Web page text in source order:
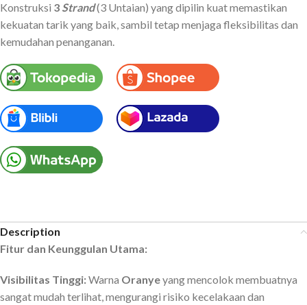
Konstruksi 3 Strand(3 Untaian) yang dipilin kuat memastikan
kekuatan tarik yang baik, sambil tetap menjaga fleksibilitas dan
kemudahan penanganan.
Description
Fitur dan Keunggulan Utama:
Visibilitas Tinggi:Warna Oranyeyang mencolok membuatnya
sangat mudah terlihat, mengurangi risiko kecelakaan dan